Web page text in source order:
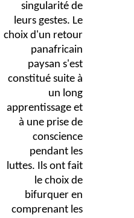
singularité de
leurs gestes. Le
choix d'un retour
panafricain
paysan s'est
constitué suite à
un long
apprentissage et
à une prise de
conscience
pendant les
luttes. Ils ont fait
le choix de
bifurquer en
comprenant les